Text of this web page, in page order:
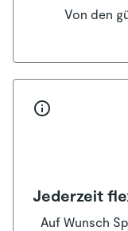
Von den
Jederzeit
Auf Wunsch